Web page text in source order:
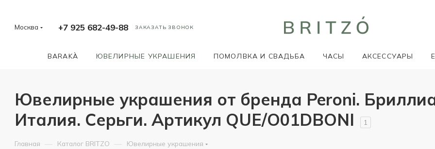
Москва +7 925 682-49-88 ЗАКАЗАТЬ ЗВОНОК
BARAKÀ ЮВЕЛИРНЫЕ УКРАШЕНИЯ ПОМОЛВКА И СВАДЬБА ЧАСЫ АКСЕССУАРЫ
Ювелирные украшения от бренда Peroni.
Италия. Серьги. Артикул QUE/O01DBONI
1
Главная — Каталог BRITZO — Ювелирные украшения